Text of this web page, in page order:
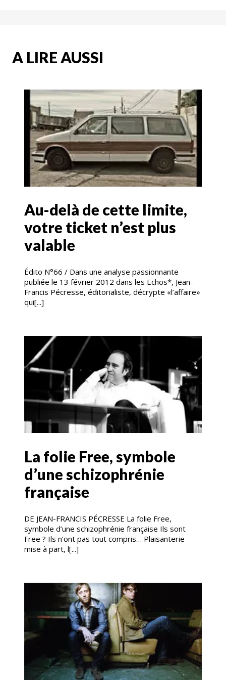
A LIRE AUSSI
Au-delà de cette limite,
votre ticket n’est plus
valable
Édito N°66 / Dans une analyse passionnante
publiée le 13 février 2012 dans les Echos*, Jean-
Francis Pécresse, éditorialiste, décrypte «l’affaire»
qui[...]
La folie Free, symbole
d’une schizophrénie
française
DE JEAN-FRANCIS PÉCRESSE La folie Free,
symbole d’une schizophrénie française Ils sont
Free ? Ils n’ont pas tout compris… Plaisanterie
mise à part, l[...]